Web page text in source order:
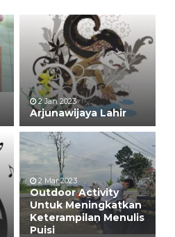
2 Jan 2023
Arjunawijaya Lahir
2 Mar 2023
Outdoor Activity
Untuk Meningkatkan
Keterampilan Menulis
Puisi